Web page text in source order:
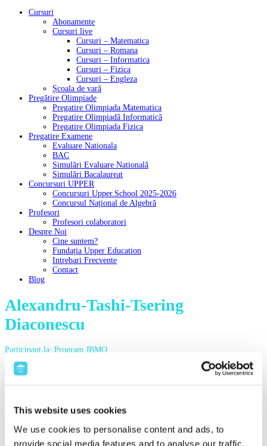
This website uses cookies
We use cookies to personalise content and ads, to
provide social media features and to analyse our traffic.
Cursuri
Abonamente
Cursuri live
Cursuri – Matematica
Cursuri – Romana
Cursuri – Informatica
Cursuri – Fizica
Cursuri – Engleza
Școala de vară
Pregătire Olimpiade
Pregatire Olimpiada Matematica
Pregatire Olimpiadă Informatică
Pregatire Olimpiada Fizica
Pregatire Examene
Evaluare Nationala
BAC
Simulări Evaluare Natională
Simulări Bacalaureat
Concursuri UPPER
Concursuri Upper.School 2025-2026
Concursul Național de Algebră
Profesori
Profesori colaboratori
Despre Noi
Cine suntem?
Fundația Upper Education
Intrebari Frecvente
Contact
Blog
Alexandru-Tashi-Tsering
Diaconescu
Participant la: Program JBMO
Consider că acest curs a fost foarte util. Am învățat cum să abordez
problemele tip baraj, mai complexe și mai interesante, în opinia mea, decât
problemele de tipul celor date la etapa națională/ etapa județeană a ONM.
mulțumesc tuturor profesorilor, în special domnilor profesori Andrei
Eckstein, Cezar Lupu, Dinu Șerbănescu, Radu Bumbăcea și doamnei
profesor Cerasela Tesleanu. De asemenea aș vrea să mulțumesc echipei
technice, și nu în ultimul rând fondatorilor platformei Upper School.